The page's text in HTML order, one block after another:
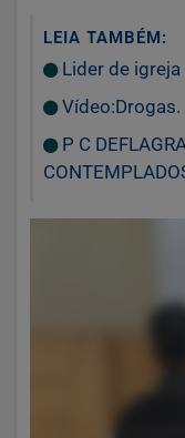
LEIA TAMBÉM:
Lider de igreja
Vídeo:Drogas.
P C